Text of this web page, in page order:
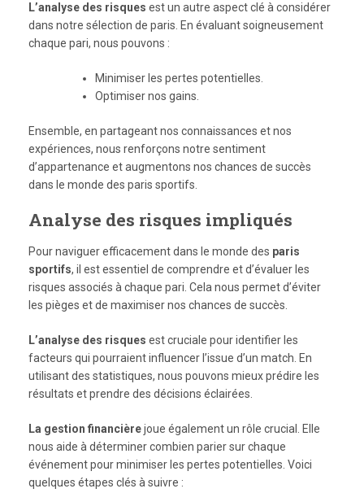
L’analyse des risques est un autre aspect clé à considérer
dans notre sélection de paris. En évaluant soigneusement
chaque pari, nous pouvons :
Minimiser les pertes potentielles.
Optimiser nos gains.
Ensemble, en partageant nos connaissances et nos
expériences, nous renforçons notre sentiment
d’appartenance et augmentons nos chances de succès
dans le monde des paris sportifs.
Analyse des risques impliqués
Pour naviguer efficacement dans le monde des paris
sportifs, il est essentiel de comprendre et d’évaluer les
risques associés à chaque pari. Cela nous permet d’éviter
les pièges et de maximiser nos chances de succès.
L’analyse des risques est cruciale pour identifier les
facteurs qui pourraient influencer l’issue d’un match. En
utilisant des statistiques, nous pouvons mieux prédire les
résultats et prendre des décisions éclairées.
La gestion financièrejoue également un rôle crucial. Elle
nous aide à déterminer combien parier sur chaque
événement pour minimiser les pertes potentielles. Voici
quelques étapes clés à suivre :